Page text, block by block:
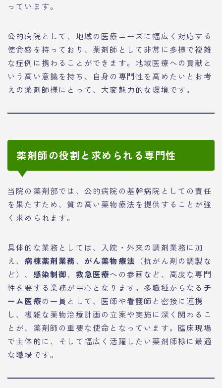
っています。
公的病院として、地域の医療ニーズに幅広く対応する
使命感を持っており、薬剤師として非常に多様で複雑
な症例に携わることができます。地域医療への貢献と
いう高い意識を持ち、自身の専門性を高めたいとお考
えの薬剤師様にとって、大変魅力的な環境です。
薬剤師の役割と求められる専門性
当院の薬剤部では、公的病院の基幹病院としての責任
を果たすため、質の高い薬物療法を提供することが強
く求められます。
具体的な業務としては、入院・外来の調剤業務に加
え、病棟薬剤業務、 がん薬物療法 （抗がん剤の調製な
ど）、 感染制御、 救急医療への参画など、高度な専門
性を要する業務が中心となります。多職種からなる チ
ーム医療の一員として、医師や看護師と密接に連携
し、複雑な薬物治療計画の立案や実施に深く関わるこ
とが、薬剤師の重要な使命となっています。臨床現場
で主体的に、そして幅広く活躍したい薬剤師様に最適
な職場です。